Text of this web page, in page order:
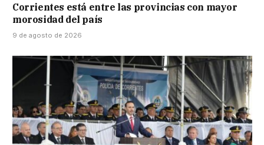
Corrientes está entre las provincias con mayor
morosidad del país
9 de agosto de 2026